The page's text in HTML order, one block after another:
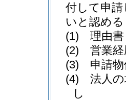
付して申
いと認め
(1)
理由書
(2)
営業
(3)
申請
(4)
法人
し